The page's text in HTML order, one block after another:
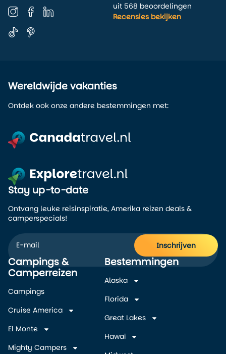
uit 568 beoordelingen
Recensies bekijken
Wereldwijde vakanties
Ontdek ook onze andere bestemmingen met:
Campings &
Camperreizen
Campings
Cruise America
El Monte
Mighty Campers
Bestemmingen
Alaska
Florida
Great Lakes
Hawaï
Stay up-to-date
Ontvang leuke reisinspiratie, Amerika reizen deals &
camperspecials!
Inschrijven
Alternative: